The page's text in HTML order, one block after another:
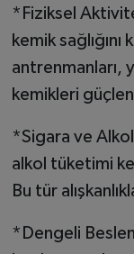
*Fiziksel
kemik
antrenmanları,
kemikleri
*Sigara ve
alkol tüketimi
Bu tür
*Dengeli